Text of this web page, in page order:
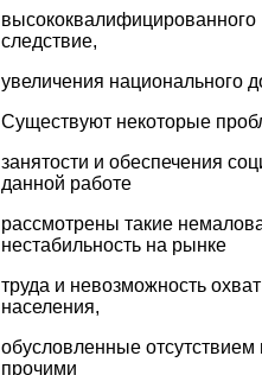
высококвалифицированного
следствие,
увеличения национального
Существуют некоторые
занятости и обеспечения
данной работе
рассмотрены такие
нестабильность на рынке
труда и невозможность
населения,
обусловленные
прочими